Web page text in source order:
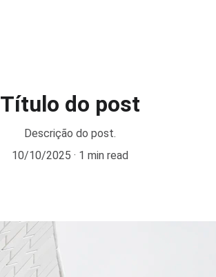
Título do post
Descrição do post.
10/10/2025
1 min read